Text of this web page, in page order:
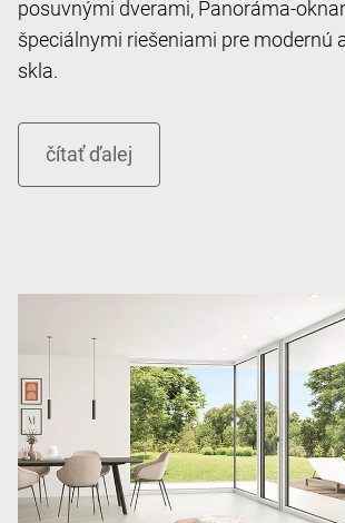
posuvnými dverami, Panoráma-
špeciálnymi riešeniami pre modernú
skla.